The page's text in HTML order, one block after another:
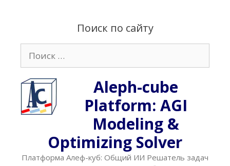
Поиск по сайту
Aleph-cube
Platform: AGI
Modeling &
Optimizing Solver
Платформа Алеф-куб: Общий ИИ Решатель задач